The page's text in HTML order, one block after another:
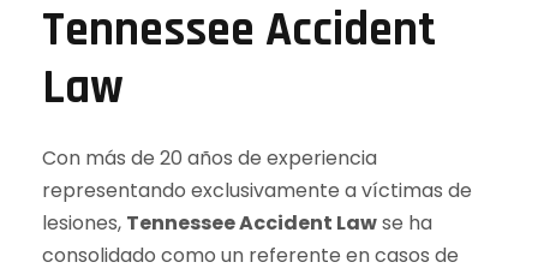
Tennessee Accident
Law
Con más de 20 años de experiencia
representando exclusivamente a víctimas de
lesiones, Tennessee Accident Lawse ha
consolidado como un referente en casos de